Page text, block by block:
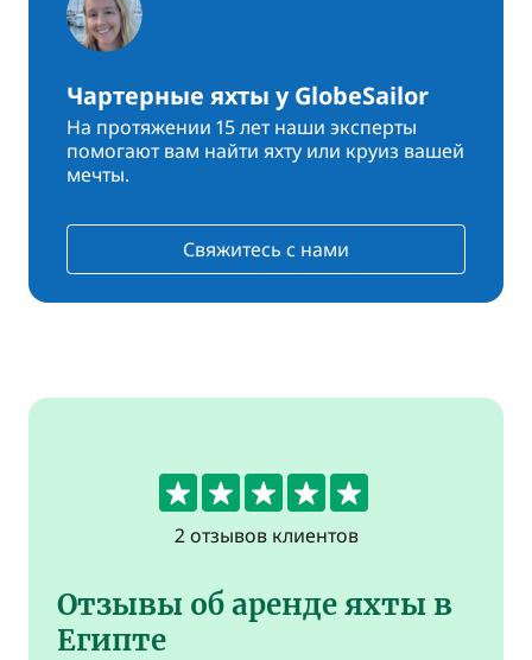
Чартерные яхты у GlobeSailor
На протяжении 15 лет наши эксперты
помогают вам найти яхту или круиз вашей
мечты.
Свяжитесь с нами
5
2 отзывов клиентов
Отзывы об аренде яхты в
Египте